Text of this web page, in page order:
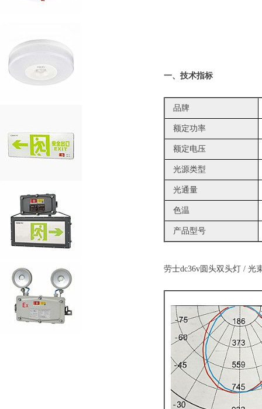
一、技术指标
品牌
额定功率
额定电压
光源类型
光通量
色温
产品型号
劳士dc36v圆头双头灯 / 光